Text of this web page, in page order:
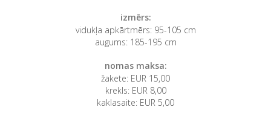
izmērs:
vidukļa apkārtmērs: 95-105 cm
augums: 185-195 cm
nomas maksa:
žakete: EUR 15,00
krekls: EUR 8,00
kaklasaite: EUR 5,00